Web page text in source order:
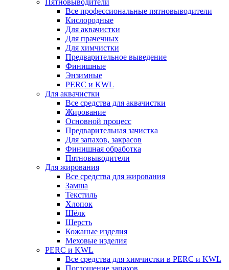
Пятновыводители
Все профессиональные пятновыводители
Кислородные
Для аквачистки
Для прачечных
Для химчистки
Предварительное выведение
Финишные
Энзимные
PERC и KWL
Для аквачистки
Все средства для аквачистки
Жирование
Основной процесс
Предварительная зачистка
Для запахов, закрасов
Финишная обработка
Пятновыводители
Для жирования
Все средства для жирования
Замша
Текстиль
Хлопок
Шёлк
Шерсть
Кожаные изделия
Меховые изделия
PERC и KWL
Все средства для химчистки в PERC и KWL
Поглощение запахов